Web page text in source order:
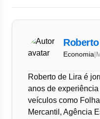
Economia|
Roberto de Lira é
anos de
veículos como
Mercantil, Agência